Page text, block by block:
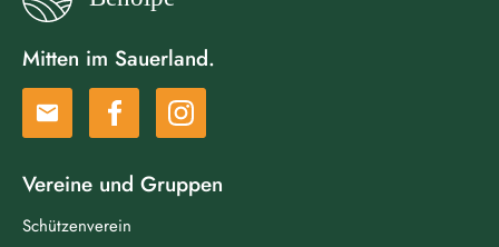
Mitten im Sauerland.
email
Vereine und Gruppen
Schützenverein